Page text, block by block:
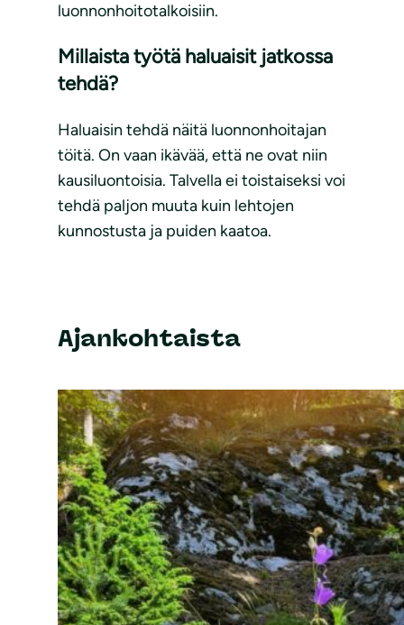
luonnonhoitotalkoisiin.
Millaista työtä haluaisit jatkossa
tehdä?
Haluaisin tehdä näitä luonnonhoitajan
töitä. On vaan ikävää, että ne ovat niin
kausiluontoisia. Talvella ei toistaiseksi voi
tehdä paljon muuta kuin lehtojen
kunnostusta ja puiden kaatoa.
Ajankohtaista